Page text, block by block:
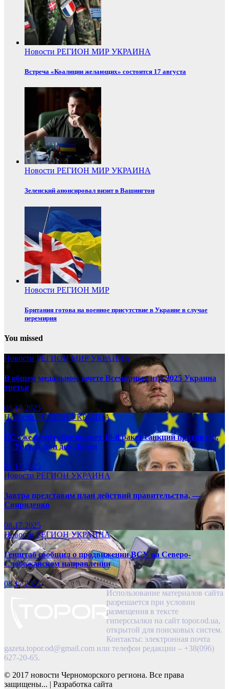
Новости РЕГИОН МИР УКРАИНА
Встреча «Коалиции желающих» состоится 17 августа
Новости РЕГИОН МИР УКРАИНА
Зеленский анонсировал визит в Вашингтон
Новости РЕГИОН МИР
Британия готова на военное присутствие в Украине в случае
перемирия
You missed
Новости РЕГИОНМИР УКРАИНА
В общем медальном зачете Всемирных игр-2025 Украина
третья
08.17.2025
НовостиРЕГИОНУКРАИНА
ЕС уже в сентябре примет 19-й ракет санкций против рф,
— Урсула фон дер Ляйен
08.17.2025
Новости РЕГИОН УКРАИНА
Завтра представим план действий правительства, —
Свириденко
08.17.2025
НовостиРЕГИОНУКРАИНА
Генштаб сообщил о продвижении ВСУ на Северо-
Слобожанском направлении
08.17.2025
Использование материалов сайта
разрешается при условии
размещения в тексте
гиперссылки на сайт topor.od.ua,
открытой для поисковых систем.
Контакты: электронная почта
gazeta.topor.od@gmail.com или телефон редакции – +38(096)
627-20-65.
© 2017 новости Черноморского региона. Все права
защищены... | Разработка сайта